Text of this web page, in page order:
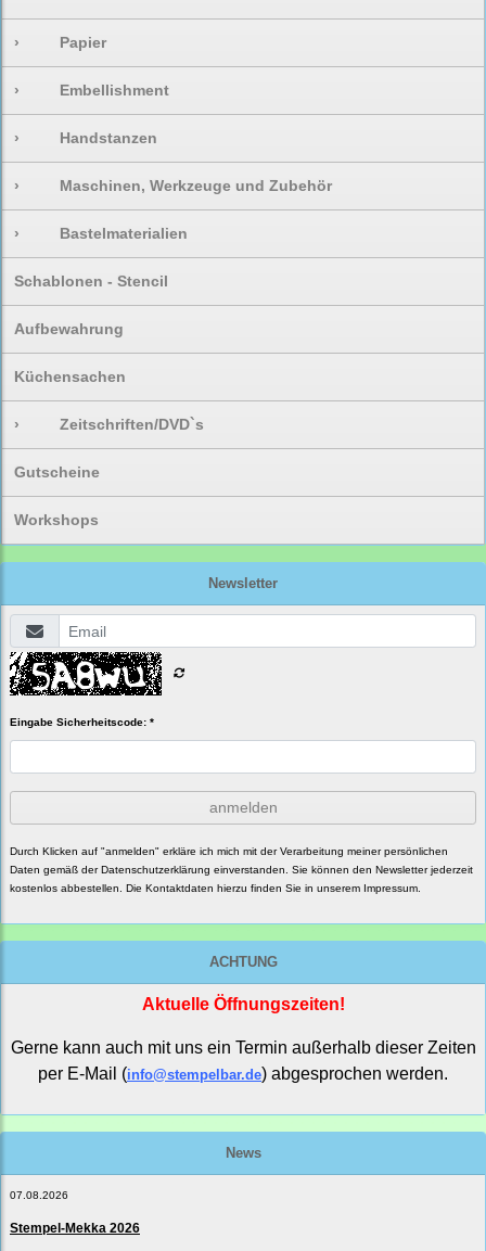
› Papier
› Embellishment
› Handstanzen
› Maschinen, Werkzeuge und Zubehör
› Bastelmaterialien
Schablonen - Stencil
Aufbewahrung
Küchensachen
› Zeitschriften/DVD`s
Gutscheine
Workshops
Newsletter
Eingabe Sicherheitscode: *
anmelden
Durch Klicken auf "anmelden" erkläre ich mich mit der Verarbeitung meiner persönlichen
Daten gemäß der Datenschutzerklärung einverstanden. Sie können den Newsletter jederzeit
kostenlos abbestellen. Die Kontaktdaten hierzu finden Sie in unserem Impressum.
ACHTUNG
Aktuelle Öffnungszeiten!
Gerne kann auch mit uns ein Termin außerhalb dieser Zeiten
per E-Mail (info@stempelbar.de) abgesprochen werden.
News
07.08.2026
Stempel-Mekka 2026